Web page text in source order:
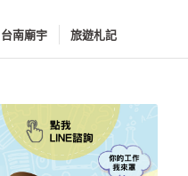
台南廟宇 旅遊札記